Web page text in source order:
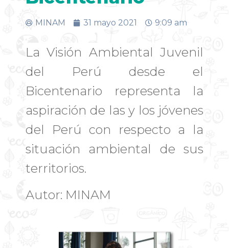
MINAM 31 mayo 2021 9:09 am
La Visión Ambiental Juvenil
del Perú desde el
Bicentenario representa la
aspiración de las y los jóvenes
del Perú con respecto a la
situación ambiental de sus
territorios.
Autor: MINAM